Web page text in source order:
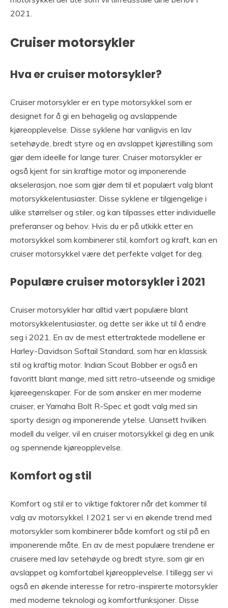
2021.
Cruiser motorsykler
Hva er cruiser motorsykler?
Cruiser motorsykler er en type motorsykkel som er
designet for å gi en behagelig og avslappende
kjøreopplevelse. Disse syklene har vanligvis en lav
setehøyde, bredt styre og en avslappet kjørestilling som
gjør dem ideelle for lange turer. Cruiser motorsykler er
også kjent for sin kraftige motor og imponerende
akselerasjon, noe som gjør dem til et populært valg blant
motorsykkelentusiaster. Disse syklene er tilgjengelige i
ulike størrelser og stiler, og kan tilpasses etter individuelle
preferanser og behov. Hvis du er på utkikk etter en
motorsykkel som kombinerer stil, komfort og kraft, kan en
cruiser motorsykkel være det perfekte valget for deg.
Populære cruiser motorsykler i 2021
Cruiser motorsykler har alltid vært populære blant
motorsykkelentusiaster, og dette ser ikke ut til å endre
seg i 2021. En av de mest ettertraktede modellene er
Harley-Davidson Softail Standard, som har en klassisk
stil og kraftig motor. Indian Scout Bobber er også en
favoritt blant mange, med sitt retro-utseende og smidige
kjøreegenskaper. For de som ønsker en mer moderne
cruiser, er Yamaha Bolt R-Spec et godt valg med sin
sporty design og imponerende ytelse. Uansett hvilken
modell du velger, vil en cruiser motorsykkel gi deg en unik
og spennende kjøreopplevelse.
Komfort og stil
Komfort og stil er to viktige faktorer når det kommer til
valg av motorsykkel. I 2021 ser vi en økende trend med
motorsykler som kombinerer både komfort og stil på en
imponerende måte. En av de mest populære trendene er
cruisere med lav setehøyde og bredt styre, som gir en
avslappet og komfortabel kjøreopplevelse. I tillegg ser vi
også en økende interesse for retro-inspirerte motorsykler
med moderne teknologi og komfortfunksjoner. Disse